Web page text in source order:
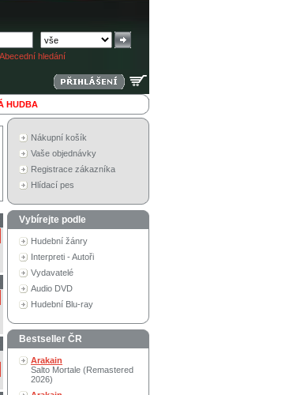
Abecední hledání
HUDBA
Nákupní košík
Vaše objednávky
Registrace zákazníka
Hlídací pes
Vybírejte podle
Hudební žánry
Interpreti - Autoři
Vydavatelé
Audio DVD
Hudební Blu-ray
Bestseller ČR
Arakain
Salto Mortale (Remastered
2026)